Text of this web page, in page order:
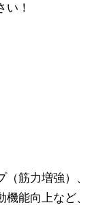
い！
筋力増強）、
能向上など、